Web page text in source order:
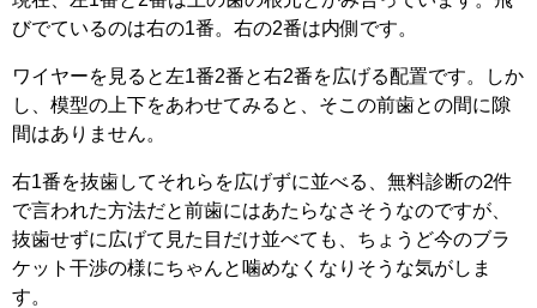
びでているのは右の1番。右の2番は内側です。
ワイヤーを見ると左1番2番と右2番を広げる配置です。しか
し、模型の上下をあわせてみると、そこの前歯との間に隙
間はありません。
右1番を抜歯してそれらを広げずに並べる、無料診断の2件
で言われた方法だと前歯にはあたらなさそうなのですが、
抜歯せずに広げて見た目だけ並べても、ちょうど今のブラ
ケット干渉の様にちゃんと噛めなくなりそうな気がしま
す。